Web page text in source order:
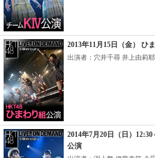
2013年11月15日（金） ひ
出演者：穴井千尋 井上由莉耶
2014年7月20日（日）
公演